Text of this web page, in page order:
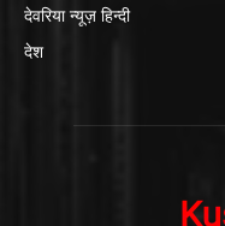
देवरिया न्यूज़ हिन्दी
देश